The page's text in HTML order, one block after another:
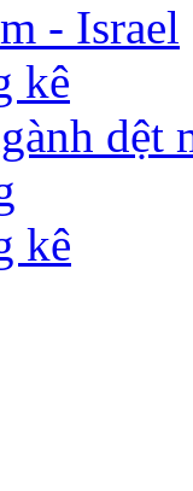
- Israel
kê
dệt
kê